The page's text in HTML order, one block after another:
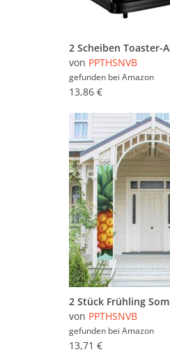
von PPTHSNVB
gefunden bei Amazon
13,86 €
von PPTHSNVB
gefunden bei Amazon
13,71 €